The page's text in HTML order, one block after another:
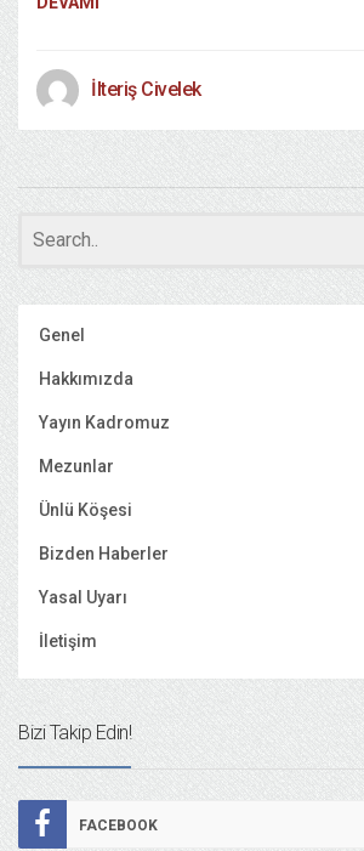
İlteriş Civelek
Genel
Hakkımızda
Yayın Kadromuz
Mezunlar
Ünlü Köşesi
Bizden Haberler
Yasal Uyarı
İletişim
Bizi Takip Edin!
FACEBOOK